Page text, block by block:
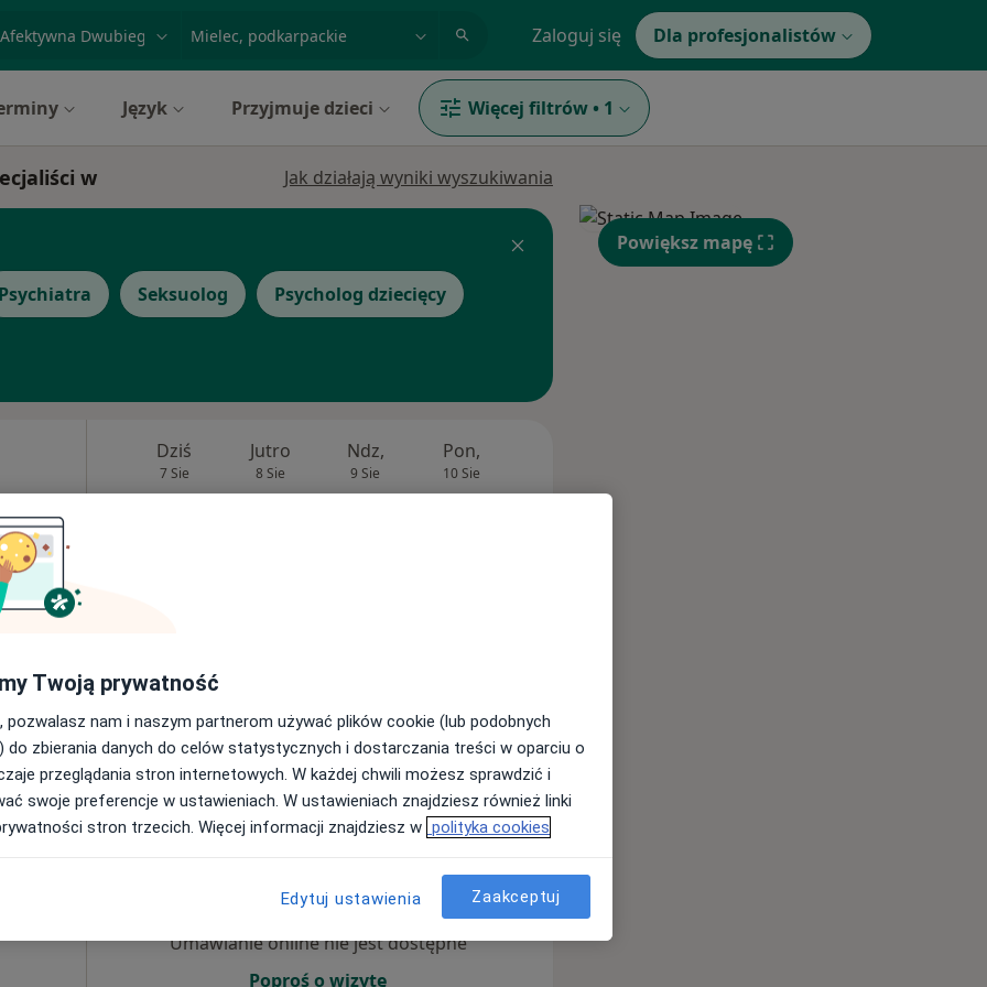
Zaloguj się Dla profesjonalistów
Język Przyjmuje dzieci Więcej filtrów • 1
w Jak działają wyniki wyszukiwania
Psychiatra Seksuolog Psycholog dziecięcy
Mapa
wizyta) 250 zł
Dziś
7 Sie
Jutro
8 Sie
Ndz,
9 Sie
Pon,
10 Sie
Ndz, Pon, Wt,
Umawianie online nie jest dostępne
Poproś o wizytę
Powiększ mapę
Twoją prywatność
pozwalasz nam i naszym partnerom używać plików cookie (lub podobnych
do zbierania danych do celów statystycznych i dostarczania treści w oparciu o
przeglądania stron internetowych. W każdej chwili możesz sprawdzić i
swoje preferencje w ustawieniach. W ustawieniach znajdziesz również linki
stron trzecich. Więcej informacji znajdziesz w polityka cookies
Edytuj ustawienia Zaakceptuj